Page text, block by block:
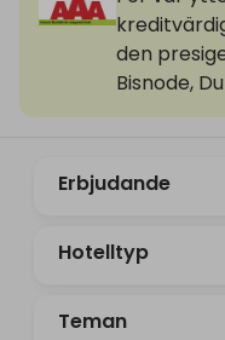
den
Bisnode,
Erbjudande
Hotelltyp
Teman